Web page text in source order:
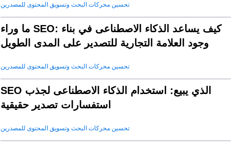
تحسين محركات البحث وتسويق المحتوى للمصدرين
ما وراء SEO: كيف يساعد الذكاء الاصطناعى في بناء
وجود العلامة التجارية للتصدير على المدى الطويل
تحسين محركات البحث وتسويق المحتوى للمصدرين
SEO الذي يبيع: استخدام الذكاء الاصطناعى لجذب
استفسارات تصدير حقيقية
تحسين محركات البحث وتسويق المحتوى للمصدرين